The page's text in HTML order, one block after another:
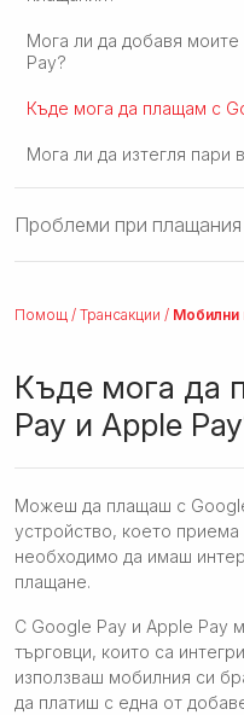
Мога ли да добавя
Pay?
Къде мога да плащам с
Мога ли да изтегля пари
Проблеми при плащания
Помощ / Трансакции / Мобилни
Къде мога да
Pay и Apple
Можеш да плащаш с
устройство, което
необходимо да имаш
плащане.
С Google Pay и Apple Pay
търговци, които са
използваш мобилния си
да платиш с една от